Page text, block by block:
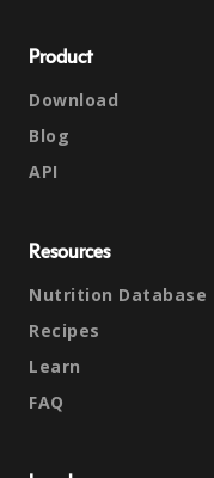
Product
Download
Blog
API
Resources
Nutrition Database
Recipes
Learn
FAQ